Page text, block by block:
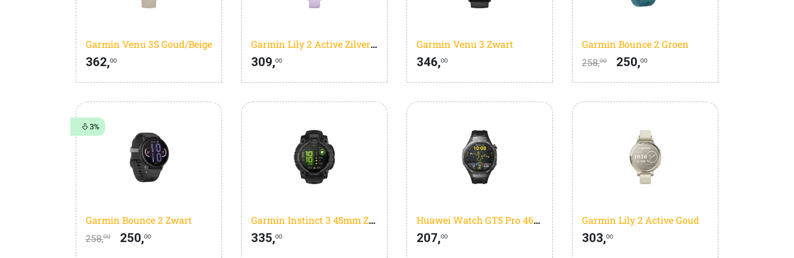
Garmin Venu 3S Goud/Beige
362,00
Garmin Lily 2 Active Zilver/Paars
309,00
Garmin Venu 3 Zwart
346,00
Garmin Bounce 2 Groen
258,00 250,00
Garmin Bounce 2 Zwart
258,00 250,00
3%
Garmin Instinct 3 45mm Zwart
335,00
Huawei Watch GT5 Pro 46mm Grijs/Zwart
207,00
Garmin Lily 2 Active Goud
303,00